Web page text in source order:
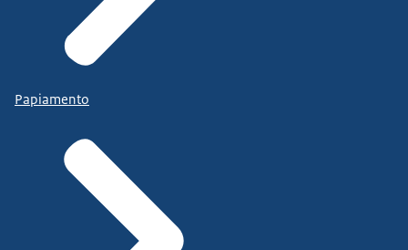
Papiamento